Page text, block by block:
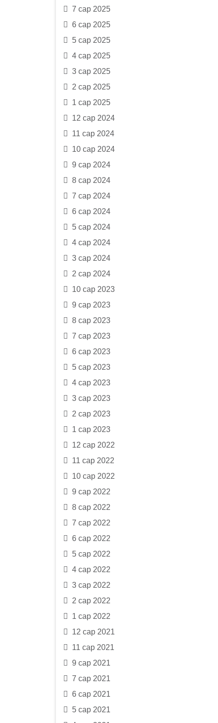
7 сар 2025
6 сар 2025
5 сар 2025
4 сар 2025
3 сар 2025
2 сар 2025
1 сар 2025
12 сар 2024
11 сар 2024
10 сар 2024
9 сар 2024
8 сар 2024
7 сар 2024
6 сар 2024
5 сар 2024
4 сар 2024
3 сар 2024
2 сар 2024
10 сар 2023
9 сар 2023
8 сар 2023
7 сар 2023
6 сар 2023
5 сар 2023
4 сар 2023
3 сар 2023
2 сар 2023
1 сар 2023
12 сар 2022
11 сар 2022
10 сар 2022
9 сар 2022
8 сар 2022
7 сар 2022
6 сар 2022
5 сар 2022
4 сар 2022
3 сар 2022
2 сар 2022
1 сар 2022
12 сар 2021
11 сар 2021
9 сар 2021
7 сар 2021
6 сар 2021
5 сар 2021